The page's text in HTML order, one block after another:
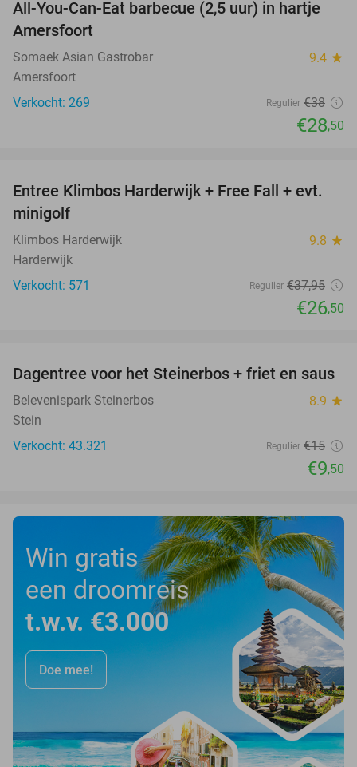
25%
All-You-Can-Eat barbecue (2,5 uur) in hartje
Amersfoort
Somaek Asian Gastrobar 9.4 star
Amersfoort
Verkocht: 269
Regulier €38
€28,50
30%
Entree Klimbos Harderwijk + Free Fall + evt.
minigolf
Klimbos Harderwijk 9.8 star
Harderwijk
Verkocht: 571
Regulier €37,95
€26,50
37%
Dagentree voor het Steinerbos + friet en saus
Belevenispark Steinerbos 8.9 star
Stein
Verkocht: 43.321
Regulier €15
€9,50
Win gratis
een droomreis
t.w.v. €3.000
Doe mee!